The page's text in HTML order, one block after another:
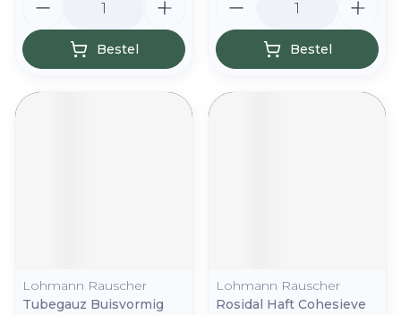
Bestel Bestel
Lohmann Rauscher
Tubegauz Buisvormig
Lohmann Rauscher
Rosidal Haft Cohesieve